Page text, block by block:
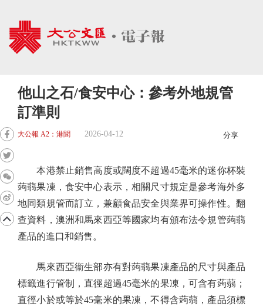
他山之石/食安中心：參考外地規管
訂準則
大公報 A2：港聞 2026-04-12 分享
本港禁止銷售高度或闊度不超過45毫米的迷你杯裝
蒟蒻果凍，食安中心表示，相關尺寸規定是參考海外多
地同類規管而訂立，兼顧食品安全與業界可操作性。翻
查資料，澳洲和馬來西亞等國家均有頒布法令規管蒟蒻
產品的進口和銷售。
馬來西亞衞生部亦有對蒟蒻果凍產品的尺寸與產品
標籤進行管制，直徑超過45毫米的果凍，可含有蒟蒻；
直徑小於或等於45毫米的果凍，不得含蒟蒻，產品須標